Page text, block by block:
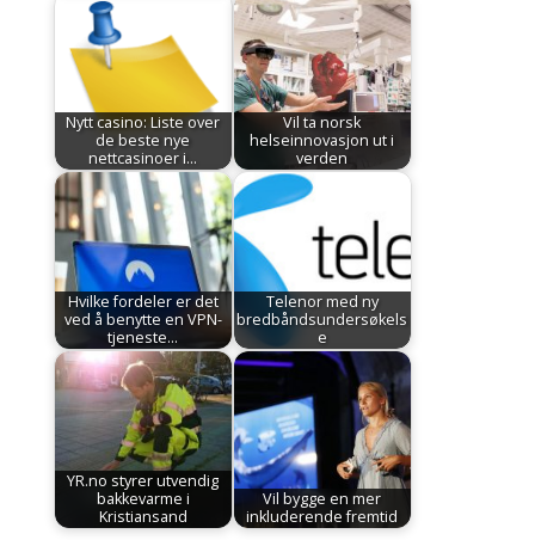
Nytt casino: Liste over
de beste nye
nettcasinoer i…
Vil ta norsk
helseinnovasjon ut i
verden
Hvilke fordeler er det
ved å benytte en VPN-
tjeneste…
Telenor med ny
bredbåndsundersøkels
e
YR.no styrer utvendig
bakkevarme i
Kristiansand
Vil bygge en mer
inkluderende fremtid